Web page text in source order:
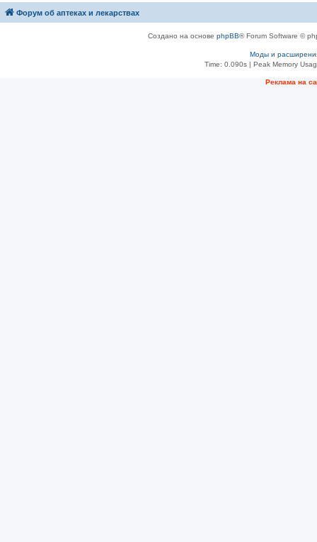
Форум об аптеках и лекарствах
Создано на основе phpBB® Forum Software ©
Моды и
Time: 0.090s| Peak Memory
Рeклама на